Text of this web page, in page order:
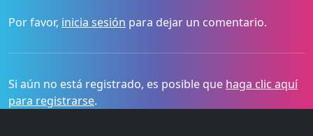
Por favor, inicia sesión para dejar un comentario.
Si aún no está registrado, es posible que haga clic aquí
para registrarse.